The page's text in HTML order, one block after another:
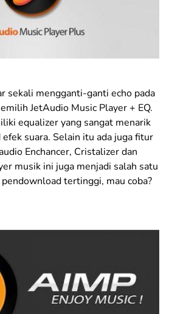
sekali mengganti-ganti echo pada
JetAudio Music Player + EQ.
equalizer yang sangat menarik
suara. Selain itu ada juga fitur
Enchancer, Cristalizer dan
musik ini juga menjadi salah satu
tertinggi, mau coba?